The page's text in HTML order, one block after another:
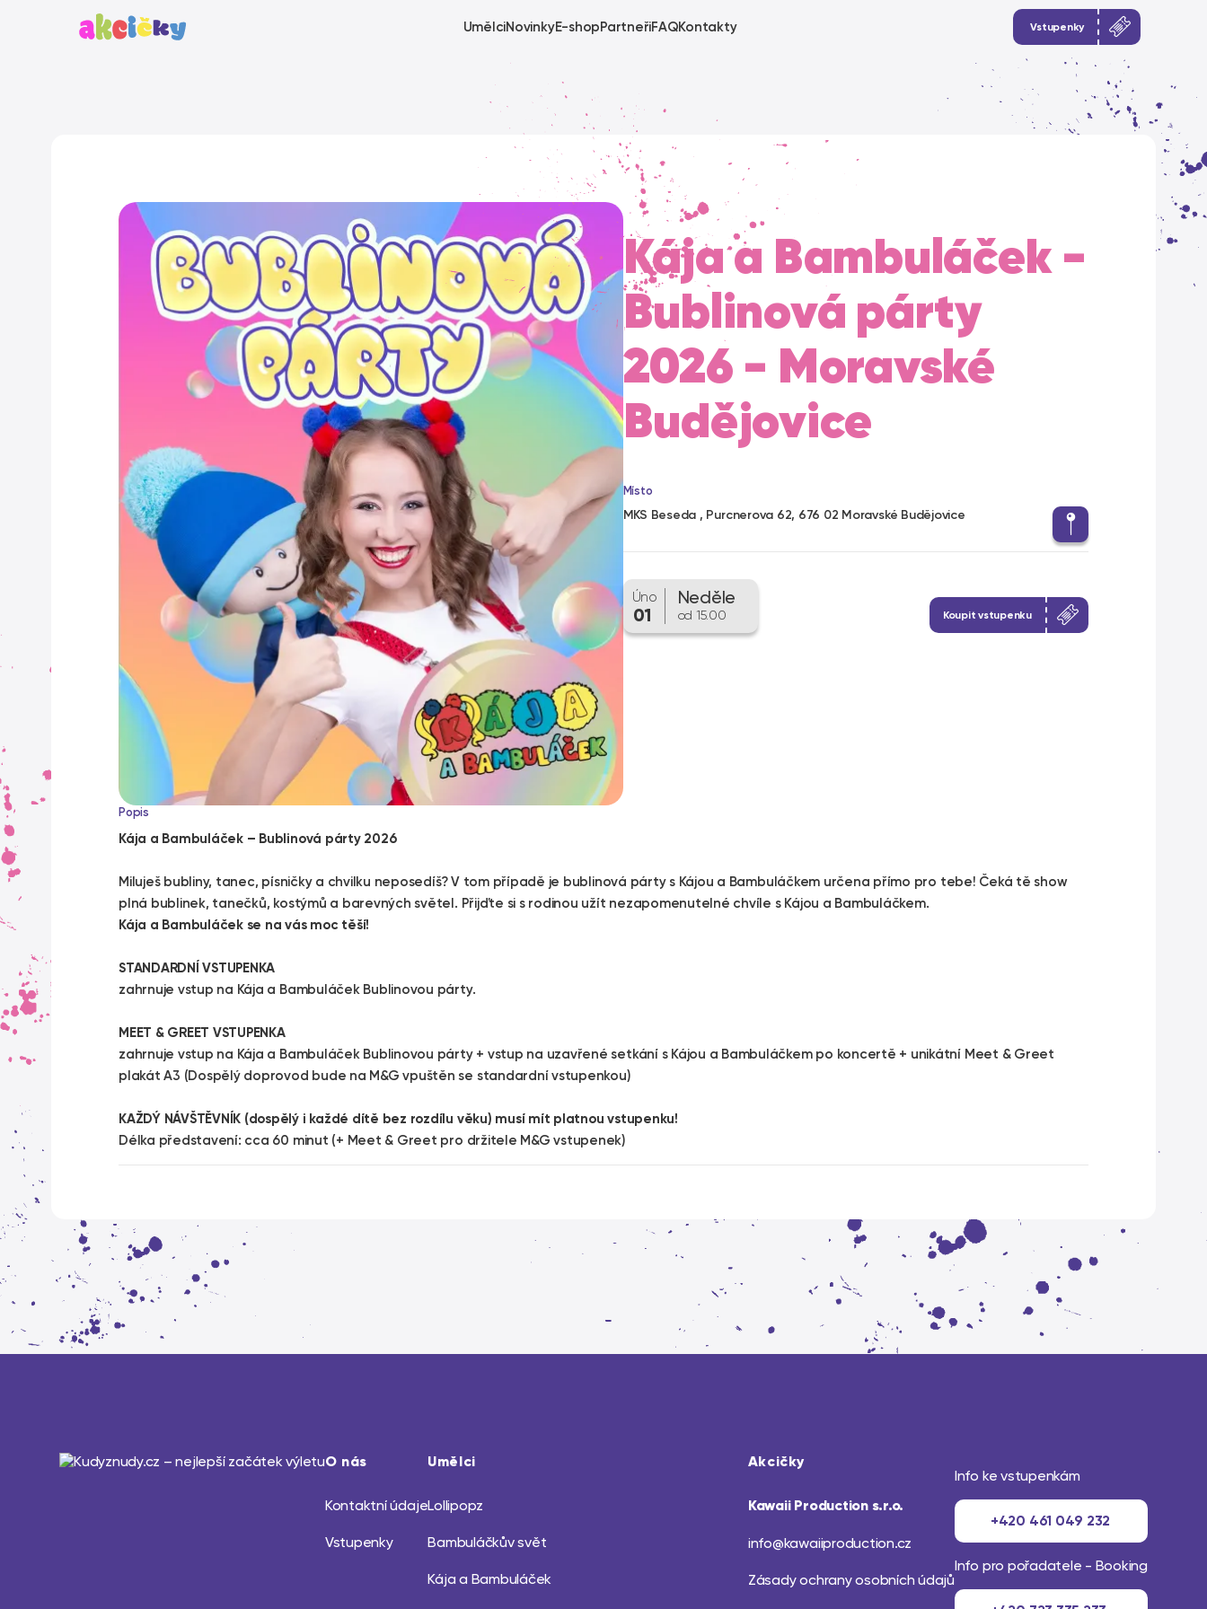
UmělciNovinkyE-shopPartneřiFAQKontakty Vstupenky
Kája a Bambuláček -
Bublinová párty
2026 - Moravské
Budějovice
Místo
MKS Beseda , Purcnerova 62, 676 02 Moravské Budějovice
Úno
01
Neděle
od 15.00 Koupit vstupenku
Popis
Kája a Bambuláček – Bublinová párty 2026
Miluješ bubliny, tanec, písničky a chvilku neposedíš? V tom případě je bublinová párty s Kájou a Bambuláčkem určena přímo pro tebe! Čeká tě show
plná bublinek, tanečků, kostýmů a barevných světel. Přijďte si s rodinou užít nezapomenutelné chvíle s Kájou a Bambuláčkem.
Kája a Bambuláček se na vás moc těší!
STANDARDNÍ VSTUPENKA
zahrnuje vstup na Kája a Bambuláček Bublinovou párty.
MEET & GREET VSTUPENKA
zahrnuje vstup na Kája a Bambuláček Bublinovou párty + vstup na uzavřené setkání s Kájou a Bambuláčkem po koncertě + unikátní Meet & Greet
plakát A3 (Dospělý doprovod bude na M&G vpuštěn se standardní vstupenkou)
KAŽDÝ NÁVŠTĚVNÍK (dospělý i každé dítě bez rozdílu věku) musí mít platnou vstupenku!
Délka představení: cca 60 minut (+ Meet & Greet pro držitele M&G vstupenek)
O nás
Kontaktní údaje
Vstupenky
Umělci
Lollipopz
Bambuláčkův svět
Kája a Bambuláček
Akcičky
Kawaii Production s.r.o.
info@kawaiiproduction.cz
Zásady ochrany osobních údajů
Info ke vstupenkám
+420 461 049 232
Info pro pořadatele - Booking